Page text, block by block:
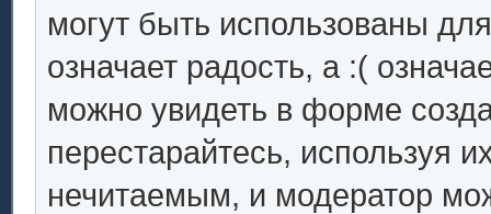
могут быть использованы
означает радость, а :(
можно увидеть в форме
перестарайтесь, используя
нечитаемым, и модератор